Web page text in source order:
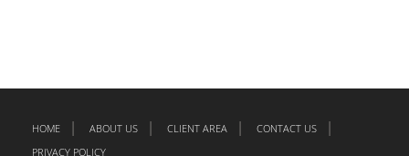
HOME ABOUT US CLIENT AREA
CONTACT US
PRIVACY POLICY